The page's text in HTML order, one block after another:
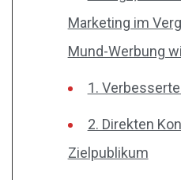
Marketing im
Mund-Werbung
1.
2. Direkten
Zielpublikum